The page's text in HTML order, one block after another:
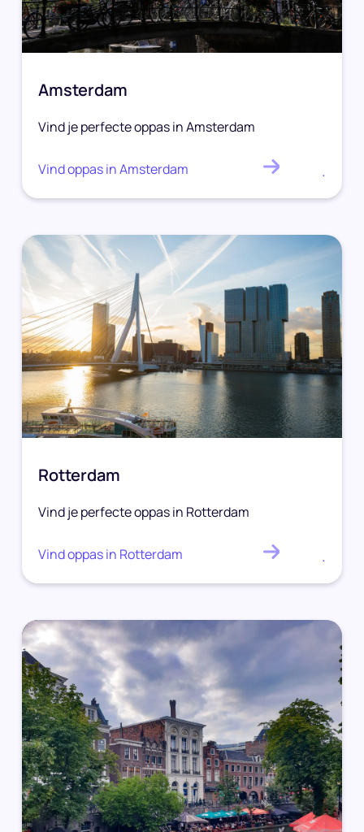
Amsterdam
Vind je perfecte oppas in Amsterdam
Vind oppas in Amsterdam .
Rotterdam
Vind je perfecte oppas in Rotterdam
Vind oppas in Rotterdam .